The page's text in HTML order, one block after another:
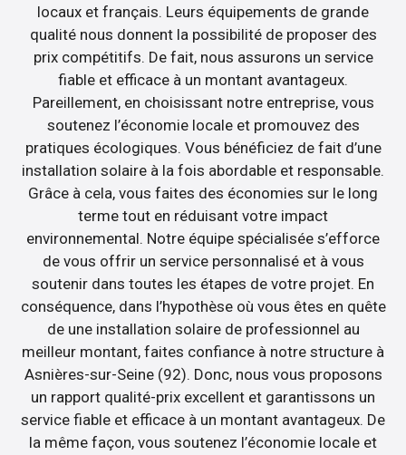
locaux et français. Leurs équipements de grande
qualité nous donnent la possibilité de proposer des
prix compétitifs. De fait, nous assurons un service
fiable et efficace à un montant avantageux.
Pareillement, en choisissant notre entreprise, vous
soutenez l’économie locale et promouvez des
pratiques écologiques. Vous bénéficiez de fait d’une
installation solaire à la fois abordable et responsable.
Grâce à cela, vous faites des économies sur le long
terme tout en réduisant votre impact
environnemental. Notre équipe spécialisée s’efforce
de vous offrir un service personnalisé et à vous
soutenir dans toutes les étapes de votre projet. En
conséquence, dans l’hypothèse où vous êtes en quête
de une installation solaire de professionnel au
meilleur montant, faites confiance à notre structure à
Asnières-sur-Seine (92). Donc, nous vous proposons
un rapport qualité-prix excellent et garantissons un
service fiable et efficace à un montant avantageux. De
la même façon, vous soutenez l’économie locale et